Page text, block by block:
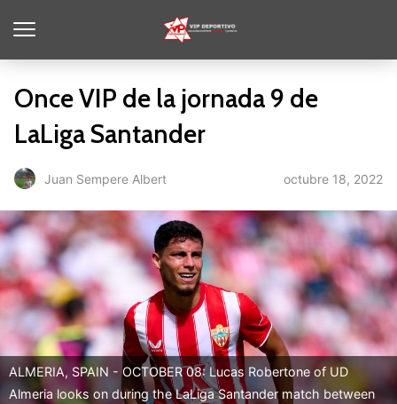
Once VIP de la jornada 9 de
LaLiga Santander
Juan Sempere Albert octubre 18, 2022
ALMERIA, SPAIN - OCTOBER 08: Lucas Robertone of UD
Almeria looks on during the LaLiga Santander match between